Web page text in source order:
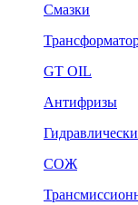
Смазки
GT OIL
Антифризы
СОЖ